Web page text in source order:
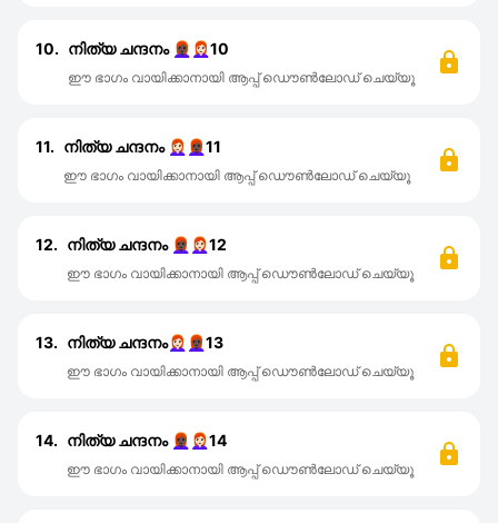
10. നിത്യ ചന്ദനം 👩🏿‍🦰👩🏻‍🦰10
ഈ ഭാഗം വായിക്കാനായി ആപ്പ് ഡൌൺലോഡ് ചെയ്യൂ
11. നിത്യ ചന്ദനം 👩🏻‍🦰👩🏿‍🦰11
ഈ ഭാഗം വായിക്കാനായി ആപ്പ് ഡൌൺലോഡ് ചെയ്യൂ
12. നിത്യ ചന്ദനം 👩🏿‍🦰👩🏻‍🦰12
ഈ ഭാഗം വായിക്കാനായി ആപ്പ് ഡൌൺലോഡ് ചെയ്യൂ
13. നിത്യ ചന്ദനം👩🏻‍🦰👩🏿‍🦰13
ഈ ഭാഗം വായിക്കാനായി ആപ്പ് ഡൌൺലോഡ് ചെയ്യൂ
14. നിത്യ ചന്ദനം 👩🏿‍🦰👩🏻‍🦰14
ഈ ഭാഗം വായിക്കാനായി ആപ്പ് ഡൌൺലോഡ് ചെയ്യൂ